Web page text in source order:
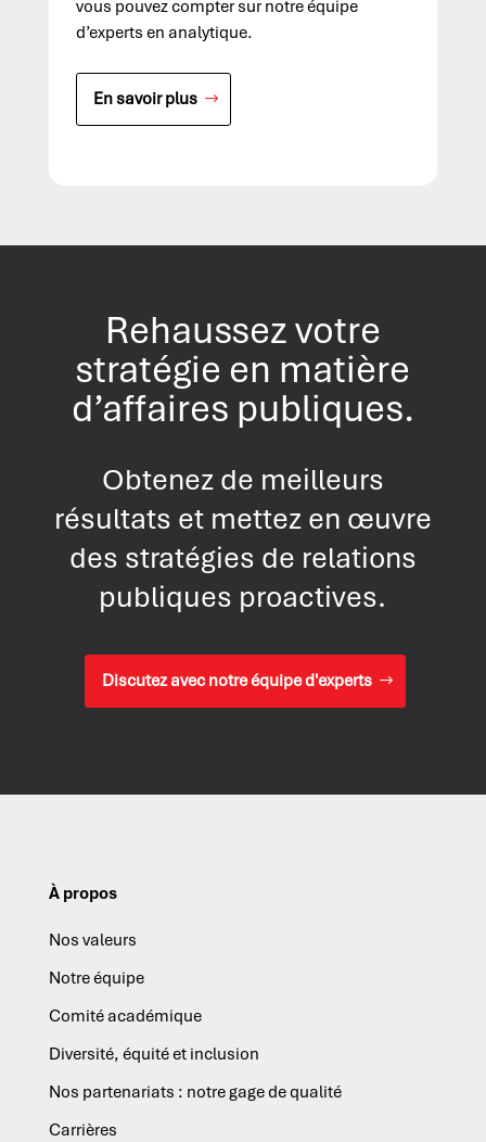
vous pouvez compter sur notre équipe
d’experts en analytique.
En savoir plus
Rehaussez votre
stratégie en matière
d’affaires publiques.
Obtenez de meilleurs
résultats et mettez en œuvre
des stratégies de relations
publiques proactives.
Discutez avec notre équipe d'experts
À propos
Nos valeurs
Notre équipe
Comité académique
Diversité, équité et inclusion
Nos partenariats : notre gage de qualité
Carrières